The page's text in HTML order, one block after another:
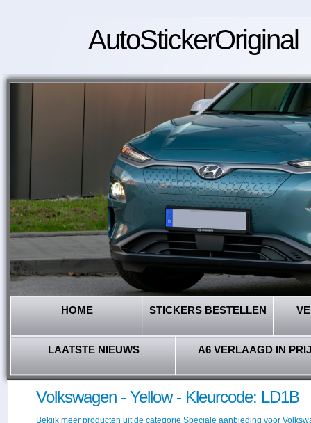
AutoStickerOriginal
HOME STICKERS BESTELLEN
LAATSTE NIEUWS A6 VERLAAGD IN
Volkswagen - Yellow - Kleurcode: LD1B
Bekijk meer producten uit de categorie Speciale aanbieding voor